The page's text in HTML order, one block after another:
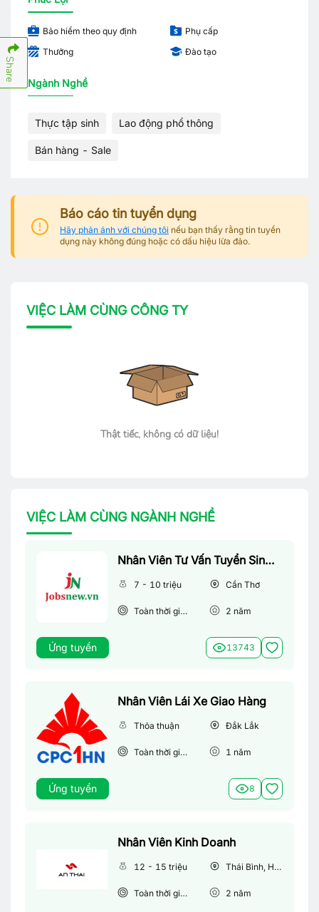
Bảo hiểm theo quy định
Phụ cấp
Thưởng
Đào tạo
Ngành Nghề
Thực tập sinh Lao động phổ thông
Bán hàng - Sale
Báo cáo tin tuyển dụng
Hãy phản ánh với chúng tôi nếu bạn thấy rằng tin tuyển
dụng này không đúng hoặc có dấu hiệu lừa đảo.
VIỆC LÀM CÙNG CÔNG TY
Thật tiếc, không có dữ liệu!
VIỆC LÀM CÙNG NGÀNH NGHỀ
Nhân Viên Tư Vấn Tuyển Sinh (Làm Việc Tại Văn Phòng)
7 - 10 triệu Cần Thơ
Toàn thời gian 2 năm
Ứng tuyển 13743
Nhân Viên Lái Xe Giao Hàng
Thỏa thuận Đắk Lắk
Toàn thời gian 1 năm
Ứng tuyển 8
Nhân Viên Kinh Doanh
12 - 15 triệu Thái Bình, Hà Nội
Toàn thời gian 2 năm
Share